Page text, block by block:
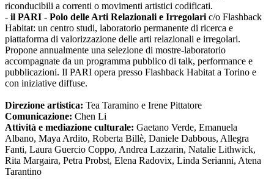
riconducibili a correnti o movimenti artistici codificati.
- il PARI - Polo delle Arti Relazionali e Irregolari c/o Flashback
Habitat: un centro studi, laboratorio permanente di ricerca e
piattaforma di valorizzazione delle arti relazionali e irregolari.
Propone annualmente una selezione di mostre-laboratorio
accompagnate da un programma pubblico di talk, performance e
pubblicazioni. Il PARI opera presso Flashback Habitat a Torino e
con iniziative diffuse.
Direzione artistica: Tea Taramino e Irene Pittatore
Comunicazione: Chen Li
Attività e mediazione culturale: Gaetano Verde, Emanuela
Albano, Maya Ardito, Roberta Billè, Daniele Dabbous, Allegra
Fanti, Laura Guercio Coppo, Andrea Lazzarin, Natalie Lithwick,
Rita Margaira, Petra Probst, Elena Radovix, Linda Serianni, Atena
Tarantino